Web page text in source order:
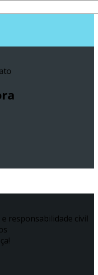
responsabilidade civil